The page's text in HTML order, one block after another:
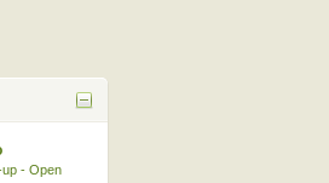
up - Open